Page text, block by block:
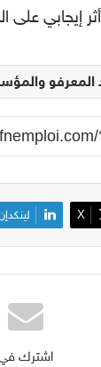
إيجابي على
المعرفو
‫X
اشترك